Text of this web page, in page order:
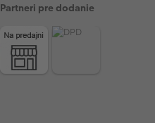
Partneri pre dodanie